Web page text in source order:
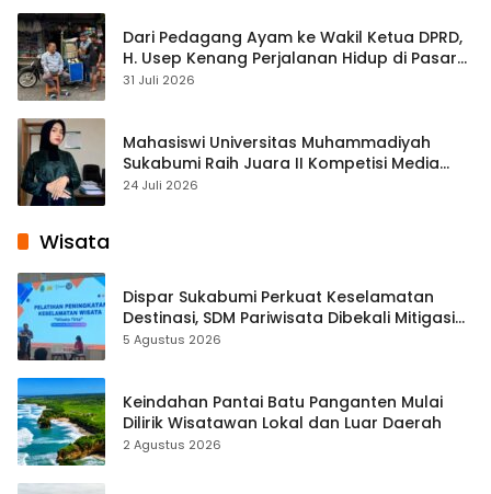
Dari Pedagang Ayam ke Wakil Ketua DPRD,
H. Usep Kenang Perjalanan Hidup di Pasar
Cisaat
31 Juli 2026
Mahasiswi Universitas Muhammadiyah
Sukabumi Raih Juara II Kompetisi Media
Pembelajaran Digital Tingkat Internasional
24 Juli 2026
Wisata
Dispar Sukabumi Perkuat Keselamatan
Destinasi, SDM Pariwisata Dibekali Mitigasi
hingga Teknik Evakuasi
5 Agustus 2026
Keindahan Pantai Batu Panganten Mulai
Dilirik Wisatawan Lokal dan Luar Daerah
2 Agustus 2026